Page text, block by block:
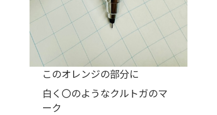
このオレンジの部分に
白く〇のようなクルトガのマ
ーク